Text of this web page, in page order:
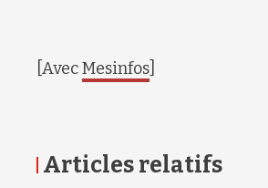
[AvecMesinfos
Articles relatifs